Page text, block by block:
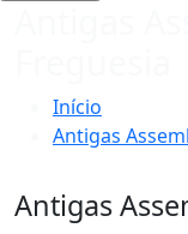
Início
Antigas
Antigas